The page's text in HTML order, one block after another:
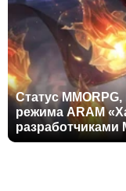
Статус
режима ARAM
разработчиками